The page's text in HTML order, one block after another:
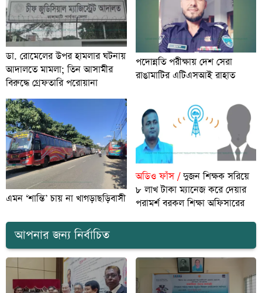
ডা. রোমেলের উপর হামলার ঘটনায়
আদালতে মামলা; তিন আসামীর
বিরুদ্ধে গ্রেফতারি পরোয়ানা
পদোন্নতি পরীক্ষায় দেশ সেরা
রাঙামাটির এটিএসআই রাহাত
এমন ‘শান্তি’ চায় না খাগড়াছড়িবাসী
অডিও ফাঁস /দুজন শিক্ষক সরিয়ে
৮ লাখ টাকা ম্যানেজ করে দেয়ার
পরামর্শ বরকল শিক্ষা অফিসারের
আপনার জন্য নির্বাচিত